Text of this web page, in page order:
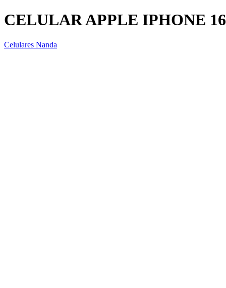
CELULAR APPLE IPHONE
Celulares Nanda